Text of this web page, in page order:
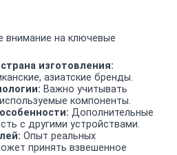
внимание на ключевые
изготовления:
азиатские бренды.
Важно учитывать
компоненты.
Дополнительные
с другими устройствами.
Опыт реальных
принять взвешенное